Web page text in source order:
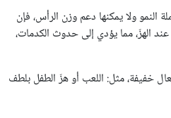
النمو ولا يمكنها دعم وزن الرأس، فإن
الهزّ، مما يؤدي إلى حدوث الكدمات،
خفيفة، مثل: اللعب أو هزّ الطفل بلطف